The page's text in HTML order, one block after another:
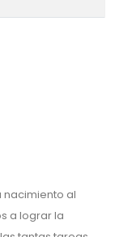
nacimiento al
a lograr la